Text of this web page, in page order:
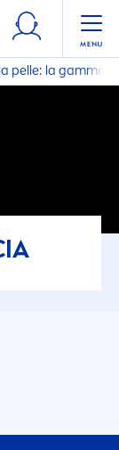
pelle: la gamma